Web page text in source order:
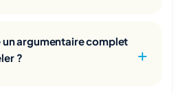
argumentaire complet
?